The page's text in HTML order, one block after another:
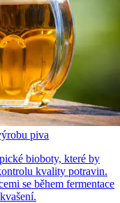
piva
bioboty, které by
kvality potravin.
se během fermentace